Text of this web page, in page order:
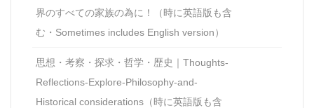
界のすべての家族の為に！（時に英語版も含
む・Sometimes includes English version）
思想・考察・探求・哲学・歴史｜Thoughts-
Reflections-Explore-Philosophy-and-
Historical considerations（時に英語版も含